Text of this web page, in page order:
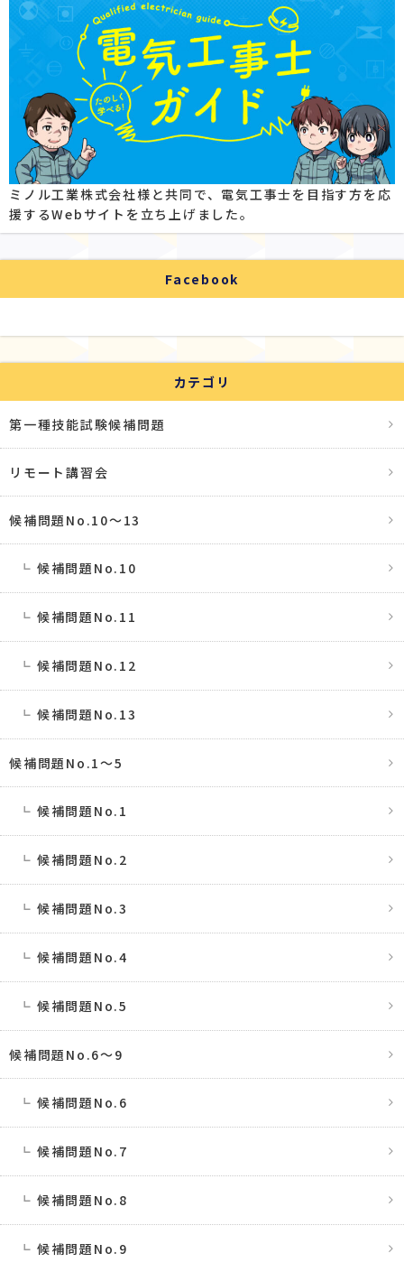
ミノル工業株式会社様と共同で、電気工事士を目指す方を応
援するWebサイトを立ち上げました。
Facebook
カテゴリ
第一種技能試験候補問題
リモート講習会
候補問題No.10〜13
候補問題No.10
候補問題No.11
候補問題No.12
候補問題No.13
候補問題No.1〜5
候補問題No.1
候補問題No.2
候補問題No.3
候補問題No.4
候補問題No.5
候補問題No.6〜9
候補問題No.6
候補問題No.7
候補問題No.8
候補問題No.9